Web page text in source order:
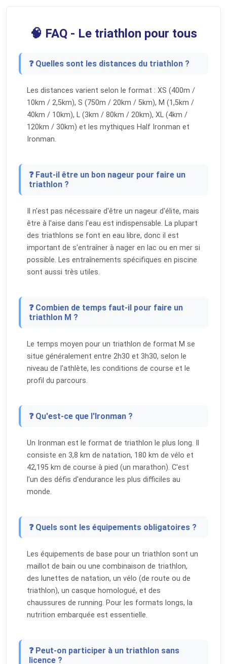
🧠 FAQ - Le triathlon pour tous
❓ Quelles sont les distances du triathlon ?
Les distances varient selon le format : XS (400m /
10km / 2,5km), S (750m / 20km / 5km), M (1,5km /
40km / 10km), L (3km / 80km / 20km), XL (4km /
120km / 30km) et les mythiques Half Ironman et
Ironman.
❓ Faut-il être un bon nageur pour faire un
triathlon ?
Il n'est pas nécessaire d'être un nageur d'élite, mais
être à l'aise dans l'eau est indispensable. La plupart
des triathlons se font en eau libre, donc il est
important de s'entraîner à nager en lac ou en mer si
possible. Les entraînements spécifiques en piscine
sont aussi très utiles.
❓ Combien de temps faut-il pour faire un
triathlon M ?
Le temps moyen pour un triathlon de format M se
situe généralement entre 2h30 et 3h30, selon le
niveau de l'athlète, les conditions de course et le
profil du parcours.
❓ Qu'est-ce que l'Ironman ?
Un Ironman est le format de triathlon le plus long. Il
consiste en 3,8 km de natation, 180 km de vélo et
42,195 km de course à pied (un marathon). C'est
l'un des défis d'endurance les plus difficiles au
monde.
❓ Quels sont les équipements obligatoires ?
Les équipements de base pour un triathlon sont un
maillot de bain ou une combinaison de triathlon,
des lunettes de natation, un vélo (de route ou de
triathlon), un casque homologué, et des
chaussures de running. Pour les formats longs, la
nutrition embarquée est essentielle.
❓ Peut-on participer à un triathlon sans
licence ?